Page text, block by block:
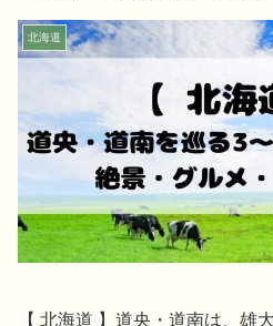
北海道
【 北海道 】道央・道南は、雄